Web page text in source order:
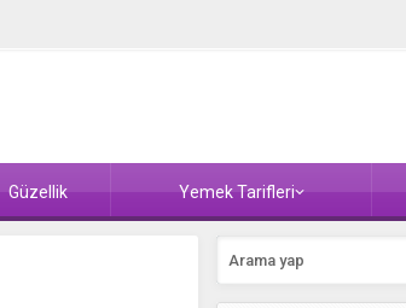
Güzellik Yemek Tarifleri